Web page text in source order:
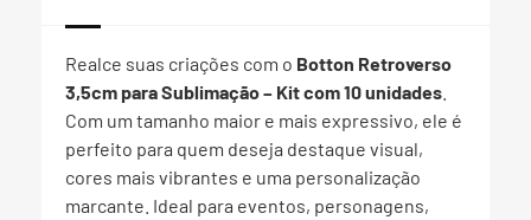
Realce suas criações com o Botton Retroverso
3,5cm para Sublimação – Kit com 10 unidades
Com um tamanho maior e mais expressivo, ele é
perfeito para quem deseja destaque visual,
cores mais vibrantes e uma personalização
marcante. Ideal para eventos, personagens,